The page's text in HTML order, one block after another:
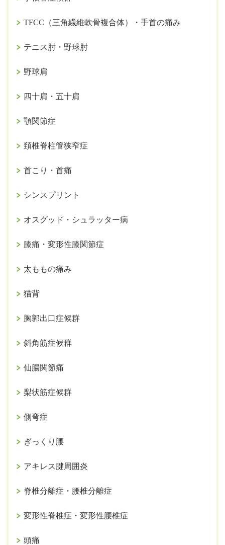
TFCC（三角繊維軟骨複合体）・手首の痛み
テニス肘・野球肘
野球肩
四十肩・五十肩
顎関節症
頚椎脊柱管狭窄症
首こり・首痛
シンスプリント
オスグッド・シュラッター病
膝痛・変形性膝関節症
太ももの痛み
猫背
胸郭出口症候群
斜角筋症候群
仙腸関節痛
梨状筋症候群
側弯症
ぎっくり腰
アキレス腱周囲炎
脊椎分離症・腰椎分離症
変形性脊椎症・変形性腰椎症
頭痛